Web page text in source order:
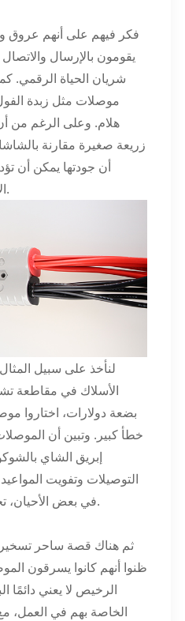
فكر فيهم على أنهم عروق
يقومون بالإرسال
شريان الحياة الرقمي.
موصلات مثل زبدة
هلام. وعلى الرغم من
زريعة صغيرة مقارنة
أن جودتها يمكن أن
الإلكتروني بأكمله أو تدميره.
لنأخذ على سبيل
الأسلاك في مقاطعة
بضعة دولارات، اختاروا
خطأ كبير. وتبين أن
إبريق الشاي
التوصيلات وتفويت
في بعض الأحيان، تحصل على ما تدفعه مقابل.
ثم هناك قصة ساحر
ظنوا أنهم كانوا يسرقون
الرخيص لا يعني دائمًا
الخاصة بهم في